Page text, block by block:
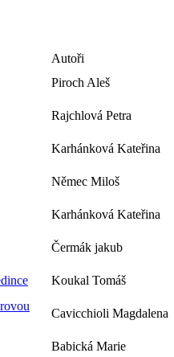
Autoři
Piroch Aleš
Rajchlová Petra
Karhánková Kateřina
Němec Miloš
Karhánková Kateřina
Čermák jakub
Koukal Tomáš
Cavicchioli Magdalena
Babická Marie